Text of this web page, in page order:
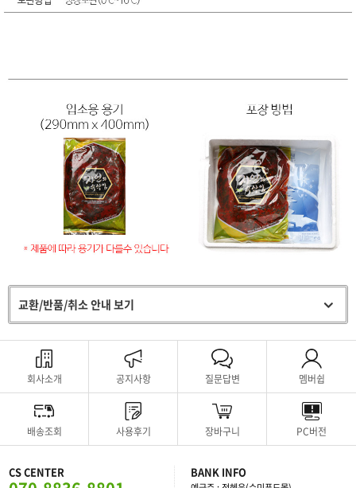
교환/반품/취소 안내 보기
회사소개 공지사항 질문답변 멤버쉽
배송조회 사용후기 장바구니 PC버전
CS CENTER BANK INFO